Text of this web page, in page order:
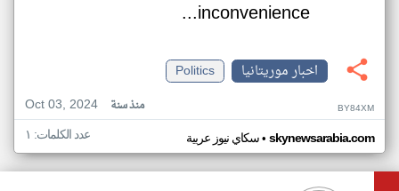
inconvenience...
اخبار موريتانيا
Politics
Oct 03, 2024
منذ سنة BY84XM
سكاي نيوز عربية• skynewsarabia.com عدد الكلمات: ١